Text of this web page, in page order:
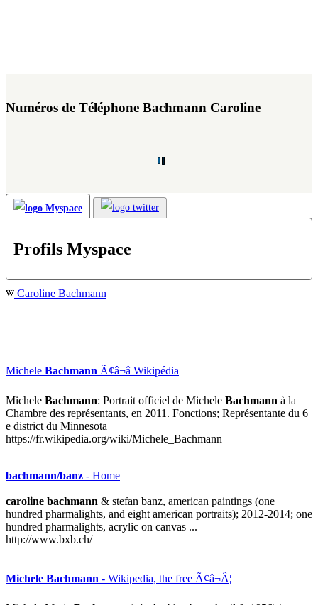
Numéros de Téléphone Bachmann Caroline
Profils Myspace
Caroline Bachmann
Michele Bachmann Ã¢â¬â Wikipédia
Michele Bachmann: Portrait officiel de Michele Bachmann à la
Chambre des représentants, en 2011. Fonctions; Représentante du 6
e district du Minnesota
https://fr.wikipedia.org/wiki/Michele_Bachmann
bachmann/banz - Home
caroline bachmann & stefan banz, american paintings (one
hundred pharmalights, and eight american portraits); 2012-2014; one
hundred pharmalights, acrylic on canvas ...
http://www.bxb.ch/
Michele Bachmann - Wikipedia, the free Ã¢â¬Â¦